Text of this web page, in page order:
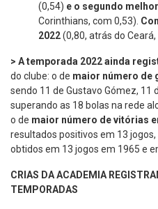
(0,54) e o segundo
Corinthians, com 0,53).
2022(0,80, atrás do Ceará,
> A temporada 2022 ainda
do clube: o de maior número de
sendo 11 de Gustavo Gómez, 11
superando as 18 bolas na rede
o de maior número de vitórias
resultados positivos em 13
obtidos em 13 jogos em 1965 e
CRIAS DA ACADEMIA
TEMPORADAS